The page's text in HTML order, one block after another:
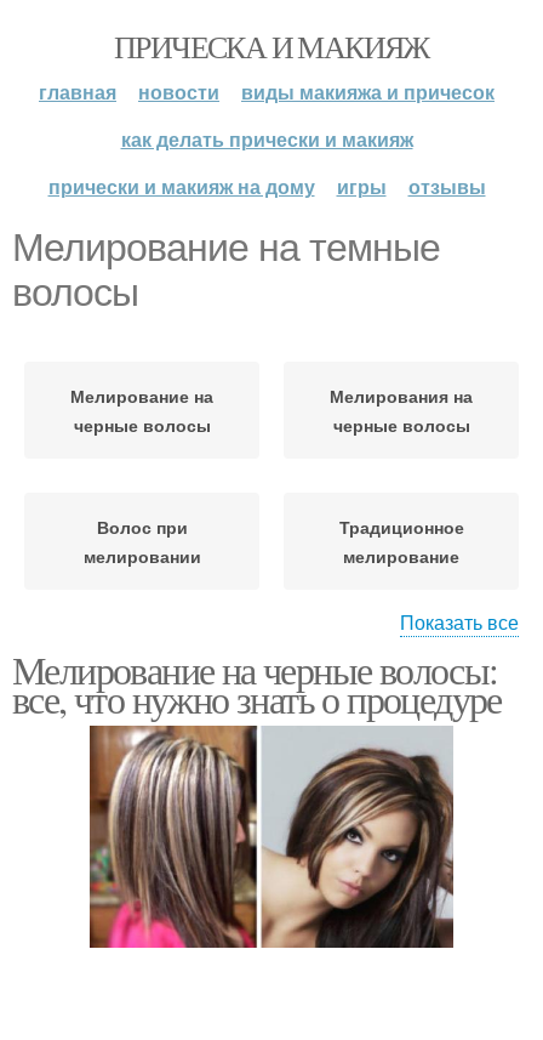
ПРИЧЕСКА И МАКИЯЖ
главная новости
виды макияжа и причесок
как делать прически и макияж
прически и макияж на дому
игры отзывы
Мелирование на темные
волосы
Мелирование на
черные волосы
Мелирования на
черные волосы
Волос при
мелировании
Традиционное
мелирование
темные волосы
волосы
Мелирования для
черных волос
Волос с челкой
Мелирование на
средние волосы
Модное мелирование
Показать все
Мелирование на черные волосы:
все, что нужно знать о процедуре